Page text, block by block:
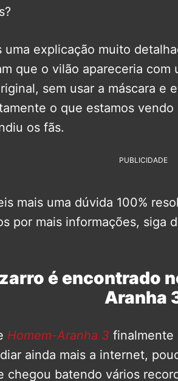
uma explicação muito
que o vilão apareceria com
sem usar a máscara e
o que estamos
os fãs.
PUBLICIDADE
mais uma dúvida 100%
por mais informações, siga
é encontrado
Aranha
Homem-Aranha 3 finalmente
ainda mais a internet,
chegou batendo vários